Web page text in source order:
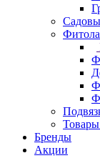
Бренды
Акции